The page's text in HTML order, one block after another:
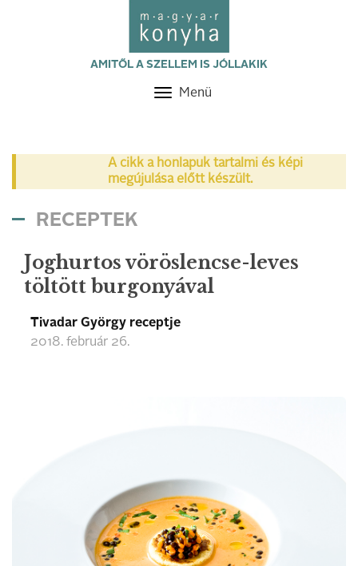
AMITŐL A SZELLEM IS JÓLLAKIK
Toggle
Menü
A cikk a honlapuk tartalmi és képi
megújulása előtt készült.
RECEPTEK
Joghurtos vöröslencse-leves
töltött burgonyával
Tivadar György receptje
2018. február 26.